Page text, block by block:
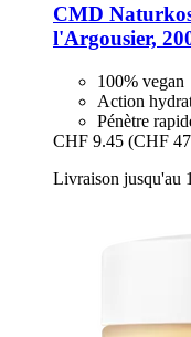
CMD
l'Argousier,
100% vegan
Action
Pénètre
CHF 9.45 (CHF
Livraison jusqu'au